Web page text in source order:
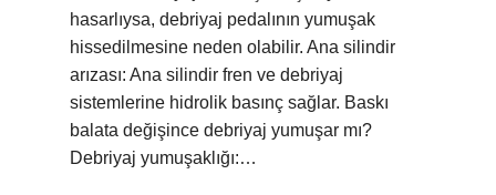
hasarlıysa, debriyaj pedalının yumuşak
hissedilmesine neden olabilir. Ana silindir
arızası: Ana silindir fren ve debriyaj
sistemlerine hidrolik basınç sağlar. Baskı
balata değişince debriyaj yumuşar mı?
Debriyaj yumuşaklığı:…